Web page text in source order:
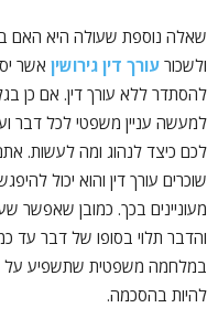
שאלה נוספת שעולה היא האם
ולשכור עורך דין גירושין אשר
להסתדר ללא עורך דין. אם כן
למעשה עניין משפטי לכל דבר
לכם כיצד לנהוג ומה לעשות.
שוכרים עורך דין והוא יכול
מעוניינים בכך. כמובן שאפשר
והדבר תלוי בסופו של דבר עד
במלחמה משפטית שתשפיע על
להיות בהסכמה.